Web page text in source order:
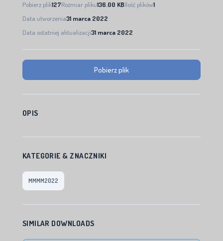
Pobierz plik127Rozmiar pliku136.00 KBIlość plików1
Data utworzenia31 marca 2022
Data ostatniej aktualizacji31 marca 2022
Pobierz plik
OPIS
KATEGORIE & ZNACZNIKI
MMMM2022
SIMILAR DOWNLOADS